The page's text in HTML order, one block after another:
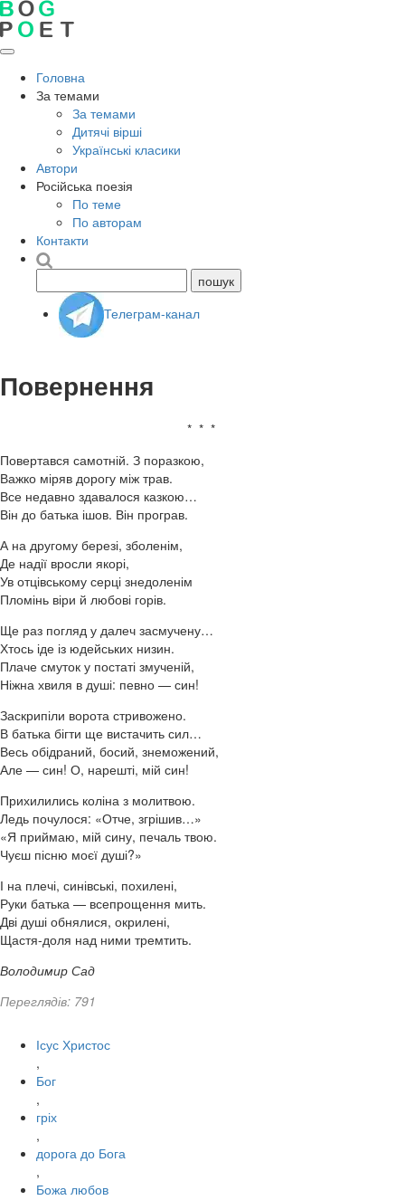
Головна
За темами
За темами
Дитячі вірші
Українські класики
Автори
Російська поезія
По теме
По авторам
Контакти
Телеграм-канал
Повернення
* * *
Повертався самотній. З поразкою,
Важко міряв дорогу між трав.
Все недавно здавалося казкою…
Він до батька ішов. Він програв.
А на другому березі, зболенім,
Де надії вросли якорі,
Ув отцівському серці знедоленім
Пломінь віри й любові горів.
Ще раз погляд у далеч засмучену…
Хтось іде із юдейських низин.
Плаче смуток у постаті змученій,
Ніжна хвиля в душі: певно — син!
Заскрипіли ворота стривожено.
В батька бігти ще вистачить сил…
Весь обідраний, босий, знеможений,
Але — син! О, нарешті, мій син!
Прихилились коліна з молитвою.
Ледь почулося: «Отче, згрішив…»
«Я приймаю, мій сину, печаль твою.
Чуєш пісню моєї душі?»
І на плечі, синівські, похилені,
Руки батька — всепрощення мить.
Дві душі обнялися, окрилені,
Щастя-доля над ними тремтить.
Володимир Сад
Переглядів: 791
Ісус Христос
,
Бог
,
гріх
,
дорога до Бога
,
Божа любов